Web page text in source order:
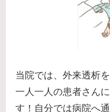
当院では、外来透析
一人一人の患者さん
す！自分では病院へ